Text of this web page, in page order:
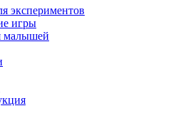
экспериментов
игры
малышей